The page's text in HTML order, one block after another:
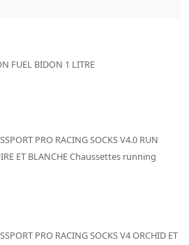
FUEL BIDON 1 LITRE
PRO RACING SOCKS V4.0 RUN
ET BLANCHE Chaussettes running
PRO RACING SOCKS V4 ORCHID ET